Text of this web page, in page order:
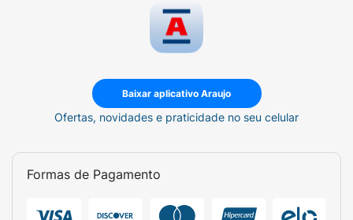
Baixar aplicativo Araujo
Ofertas, novidades e praticidade no seu celular
Formas de Pagamento